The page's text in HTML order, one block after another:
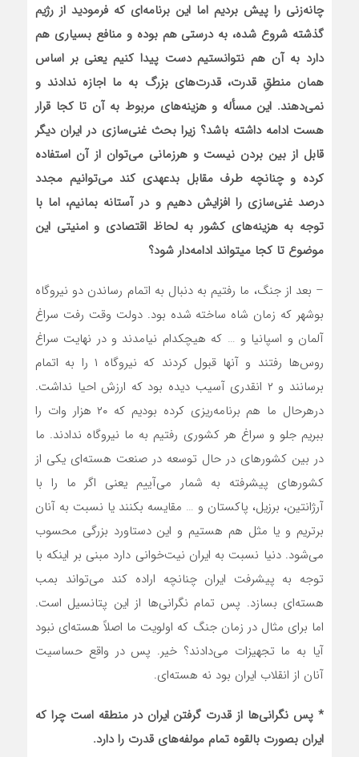
چانه‌زنی را پیش بردیم اما این برنامه‌ای که فرمودید از رژیم
گذشته شروع شده، به درستی هم بوده و منافع بسیاری هم
دارد به آن هم نتوانستیم دست پیدا کنیم یعنی بر اساس
همان منطقِ قدرت، قدرت‌های بزرگ به ما اجازه ندادند و
نمی‌دهند. این مسأله و هزینه‌های مربوط به آن تا کجا قرار
هست ادامه داشته باشد؟ زیرا بحث غنی‌سازی در ایران دیگر
قابل از بین بردن نیست و هرزمانی می‌توان از آن استفاده
کرده و چنانچه طرف مقابل بدعهدی کند می‌توانیم مجدد
درصد غنی‌سازی را افزایش دهیم و در آستانه بمانیم، اما با
توجه به هزینه‌های کشور به لحاظ اقتصادی و امنیتی این
موضوع تا کجا میتواند ادامه‌دار شود؟
– بعد از جنگ، ما رفتیم به دنبال به اتمام رساندن دو نیروگاه
بوشهر که زمان شاه ساخته شده بود. دولت وقت رفت سراغ
آلمان و اسپانیا و … که هیچکدام نیامدند و در نهایت سراغ
روس‌ها رفتند و آنها قبول کردند که نیروگاه ۱ را به اتمام
برسانند و ۲ انقدری آسیب دیده بود که ارزش احیا نداشت.
درهرحال ما هم برنامه‌ریزی کرده بودیم که ۲۰ هزار وات را
ببریم جلو و سراغ هر کشوری رفتیم به ما نیروگاه ندادند. ما
در بین کشورهای در حال توسعه در صنعت هسته‌ای یکی از
کشورهای پیشرفته به شمار می‌آییم یعنی اگر ما را با
آرژانتین، برزیل، پاکستان و … مقایسه بکنند یا نسبت به آنان
برتریم و یا مثل هم هستیم و این دستاورد بزرگی محسوب
می‌شود. دنیا نسبت به ایران نیت‌خوانی دارد مبنی بر اینکه با
توجه به پیشرفت ایران چنانچه اراده کند می‌تواند بمب
هسته‌ای بسازد. پس تمام نگرانی‌ها از این پتانسیل است.
اما برای مثال در زمان جنگ که اولویت ما اصلاً هسته‌ای نبود
آیا به ما تجهیزات می‌دادند؟ خیر. پس در واقع حساسیت
آنان از انقلاب ایران بود نه هسته‌ای.
* پس نگرانی‌ها از قدرت گرفتن ایران در منطقه است چرا که
ایران بصورت بالقوه تمام مولفه‌های قدرت را دارد.